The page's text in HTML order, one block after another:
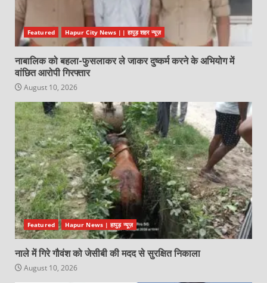
Featured Hapur City News || हापुड़ शहर न्यूज़
नाबालिक को बहला-फुसलाकर ले जाकर दुष्कर्म करने के अभियोग में
वांछित आरोपी गिरफ्तार
August 10, 2026
Featured Hapur News | हापुड़ न्यूज़
नाले में गिरे गौवंश को जेसीबी की मदद से सुरक्षित निकाला
August 10, 2026